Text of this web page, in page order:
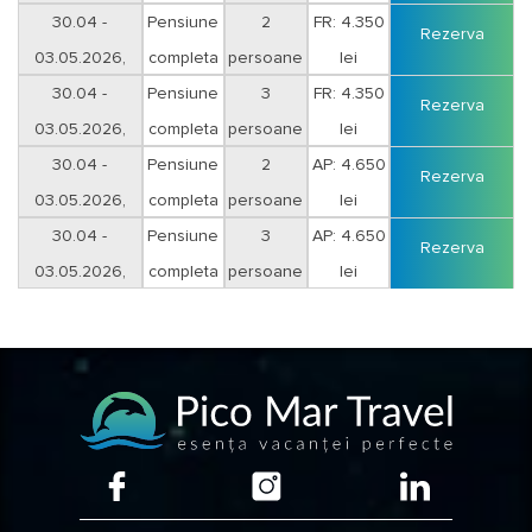
sejur 3 nopti
30.04 -
03.05.2026,
sejur 3 nopti
Pensiune
completa
2
persoane
FR: 4.350
lei
Rezerva
30.04 -
03.05.2026,
sejur 3 nopti
Pensiune
completa
3
persoane
FR: 4.350
lei
Rezerva
30.04 -
03.05.2026,
sejur 3 nopti
Pensiune
completa
2
persoane
AP: 4.650
lei
Rezerva
30.04 -
03.05.2026,
Pensiune
completa
3
persoane
AP: 4.650
lei
Rezerva